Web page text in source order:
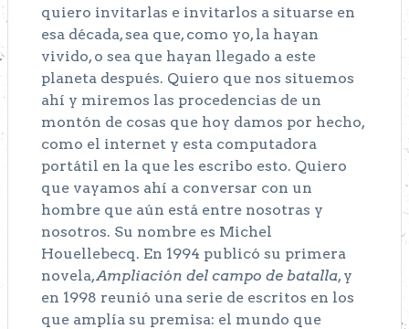
quiero invitarlas e invitarlos a situarse en
esa década, sea que, como yo, la hayan
vivido, o sea que hayan llegado a este
planeta después. Quiero que nos situemos
ahí y miremos las procedencias de un
montón de cosas que hoy damos por hecho,
como el internet y esta computadora
portátil en la que les escribo esto. Quiero
que vayamos ahí a conversar con un
hombre que aún está entre nosotras y
nosotros. Su nombre es Michel
Houellebecq. En 1994 publicó su primera
novela,Ampliación del campo de batalla, y
en 1998 reunió una serie de escritos en los
que amplía su premisa: el mundo que